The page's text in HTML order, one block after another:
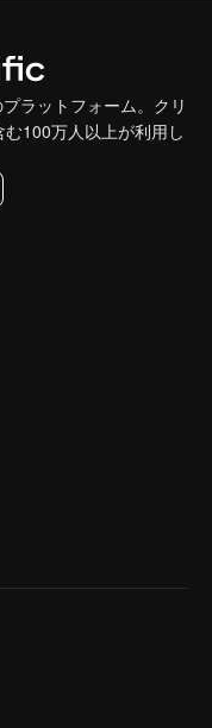
ラットフォーム。クリ
100万人以上が利用し